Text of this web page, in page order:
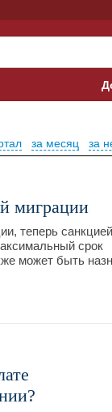
за
за месяц
миграции
теперь санкцией
срок
может быть